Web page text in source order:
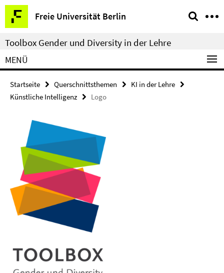
Springe
direkt
zu
Inhalt
Freie Universität Berlin
Service-
Navigation
Toolbox Gender und Diversity in der Lehre
MENÜ
Startseite Querschnittsthemen
KI in der Lehre
Künstliche Intelligenz
Logo